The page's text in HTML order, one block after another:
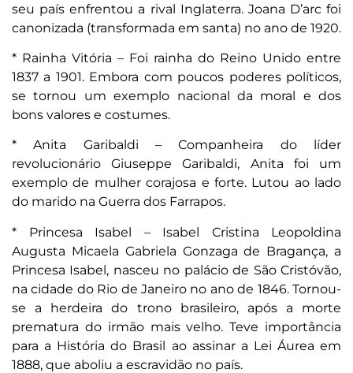
seu país enfrentou a rival Inglaterra. Joana D’arc foi
canonizada (transformada em santa) no ano de 1920.
* Rainha Vitória – Foi rainha do Reino Unido entre
1837 a 1901. Embora com poucos poderes políticos,
se tornou um exemplo nacional da moral e dos
bons valores e costumes.
* Anita Garibaldi – Companheira do líder
revolucionário Giuseppe Garibaldi, Anita foi um
exemplo de mulher corajosa e forte. Lutou ao lado
do marido na Guerra dos Farrapos.
* Princesa Isabel – Isabel Cristina Leopoldina
Augusta Micaela Gabriela Gonzaga de Bragança, a
Princesa Isabel, nasceu no palácio de São Cristóvão,
na cidade do Rio de Janeiro no ano de 1846. Tornou-
se a herdeira do trono brasileiro, após a morte
prematura do irmão mais velho. Teve importância
para a História do Brasil ao assinar a Lei Áurea em
1888, que aboliu a escravidão no país.